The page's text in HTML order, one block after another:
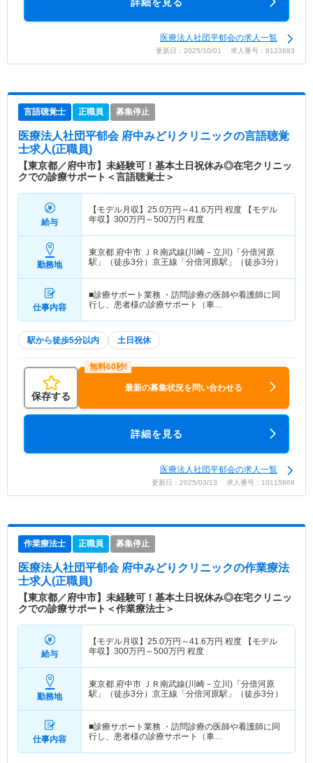
詳細を見る
医療法人社団平郁会の求人一覧
更新日：2025/10/01 求人番号：9123683
言語聴覚士 正職員 募集停止
医療法人社団平郁会 府中みどりクリニックの言語聴覚
士求人(正職員)
【東京都／府中市】未経験可！基本土日祝休み◎在宅クリニッ
クでの診療サポート＜言語聴覚士＞
給与
【モデル月収】 25.0万円～41.6万円 程度 【モデル
年収】 300万円～500万円 程度
勤務地
東京都 府中市 ＪＲ南武線(川崎－立川)「分倍河原
駅」（徒歩3分）京王線「分倍河原駅」（徒歩3分）
仕事内容
■診療サポート業務 ・訪問診療の医師や看護師に同
行し、患者様の診療サポート（車…
駅から徒歩5分以内 土日祝休
保存する
最新の募集状況を問い合わせる
詳細を見る
医療法人社団平郁会の求人一覧
更新日：2025/03/13 求人番号：10115868
作業療法士 正職員 募集停止
医療法人社団平郁会 府中みどりクリニックの作業療法
士求人(正職員)
【東京都／府中市】未経験可！基本土日祝休み◎在宅クリニッ
クでの診療サポート＜作業療法士＞
給与
【モデル月収】 25.0万円～41.6万円 程度 【モデル
年収】 300万円～500万円 程度
勤務地
東京都 府中市 ＪＲ南武線(川崎－立川)「分倍河原
駅」（徒歩3分）京王線「分倍河原駅」（徒歩3分）
仕事内容
■診療サポート業務 ・訪問診療の医師や看護師に同
行し、患者様の診療サポート（車…